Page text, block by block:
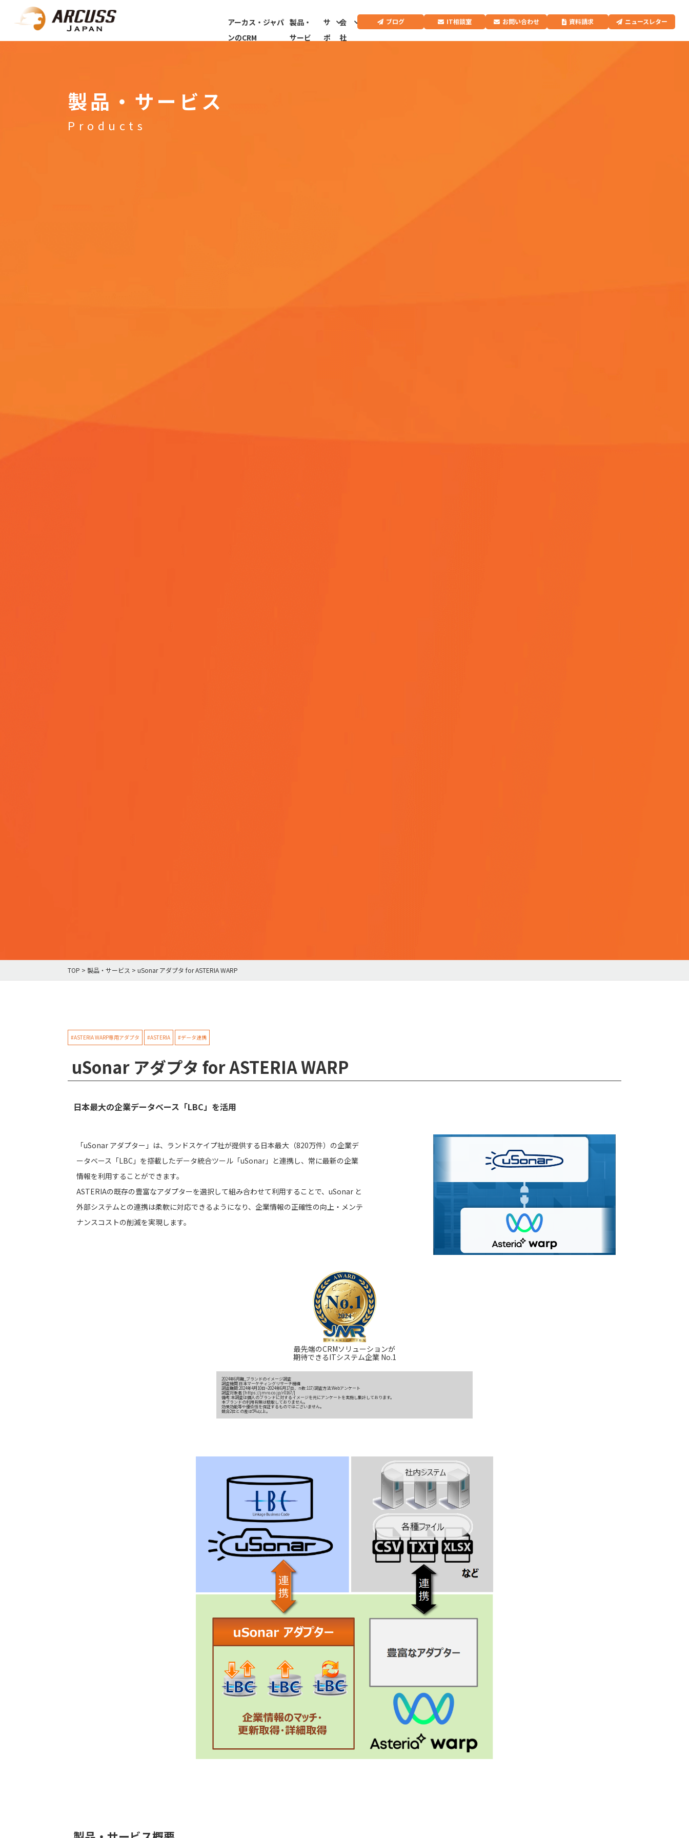
アーカス・ジャパ
ンのCRM
製品・
サービ
サ
ポ
会
社
ブログ IT相談室 お問い合わせ 資料請求 ニュースレター
製品・サービス
Products
TOP > 製品・サービス > uSonar アダプタ for ASTERIA WARP
#ASTERIA WARP専用アダプタ #ASTERIA #データ連携
uSonar アダプタ for ASTERIA WARP
日本最大の企業データベース「LBC」を活用
「uSonar アダプター」は、ランドスケイプ社が提供する日本最大（820万件）の企業デ
ータベース「LBC」を搭載したデータ統合ツール「uSonar」と連携し、常に最新の企業
情報を利用することができます。
ASTERIAの既存の豊富なアダプターを選択して組み合わせて利用することで、uSonar と
外部システムとの連携は柔軟に対応できるようになり、企業情報の正確性の向上・メンテ
ナンスコストの削減を実現します。
最先端のCRMソリューションが
期待できるITシステム企業 No.1
2024年6月期_ブランドのイメージ調査
調査機関:日本マーケティングリサーチ機構
調査期間:2024年4月10日~2024年6月17日、n数:117/調査方法:Webアンケート
調査対象者:[https://jmro.co.jp/r0167/]
備考:本調査は個人のブランドに対するイメージを元にアンケートを実施し集計しております。
本ブランドの利用有無は聴取しておりません。
効果効能等や優位性を保証するものではございません。
競合2位との差は5%以上。